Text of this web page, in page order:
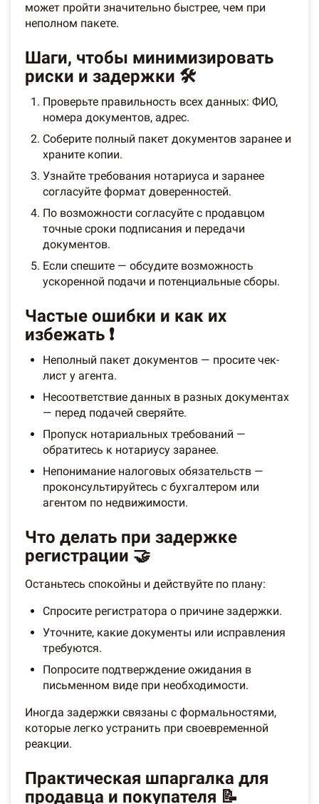
может пройти значительно быстрее, чем при
неполном пакете.
Шаги, чтобы минимизировать
риски и задержки 🛠️
Проверьте правильность всех данных: ФИО,
номера документов, адрес.
Соберите полный пакет документов заранее и
храните копии.
Узнайте требования нотариуса и заранее
согласуйте формат доверенностей.
По возможности согласуйте с продавцом
точные сроки подписания и передачи
документов.
Если спешите — обсудите возможность
ускоренной подачи и потенциальные сборы.
Частые ошибки и как их
избежать ❗
Неполный пакет документов — просите чек-
лист у агента.
Несоответствие данных в разных документах
— перед подачей сверяйте.
Пропуск нотариальных требований —
обратитесь к нотариусу заранее.
Непонимание налоговых обязательств —
проконсультируйтесь с бухгалтером или
агентом по недвижимости.
Что делать при задержке
регистрации 🤝
Останьтесь спокойны и действуйте по плану:
Спросите регистраторa о причине задержки.
Уточните, какие документы или исправления
требуются.
Попросите подтверждение ожидания в
письменном виде при необходимости.
Иногда задержки связаны с формальностями,
которые легко устранить при своевременной
реакции.
Практическая шпаргалка для
продавца и покупателя 📝